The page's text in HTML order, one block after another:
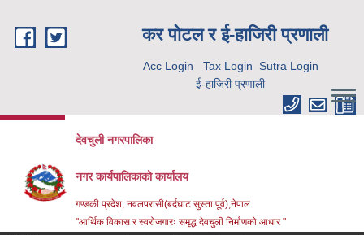
कर पाेटल र ई-हाजिरी प्रणाली
Acc Login Tax Login Sutra Login
ई-हाजिरी प्रणाली
देवचुली नगरपालिका
नगर कार्यपालिकाको कार्यालय
गण्डकी प्रदेश, नवलपरासी(बर्दघाट सुस्ता पूर्व),नेपाल
"आर्थिक विकास र स्वरोजगारः समृद्ध देवचुली निर्माणको आधार "